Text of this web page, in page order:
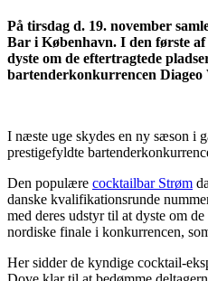
På tirsdag d. 19. november
Bar i København. I den første
dyste om de eftertragtede
bartenderkonkurrencen Diageo
I næste uge skydes en ny sæson i
prestigefyldte
Den populære cocktailbar Strøm
danske kvalifikationsrunde
med deres udstyr til at dyste om
nordiske finale i konkurrencen,
Her sidder de kyndige cocktail-